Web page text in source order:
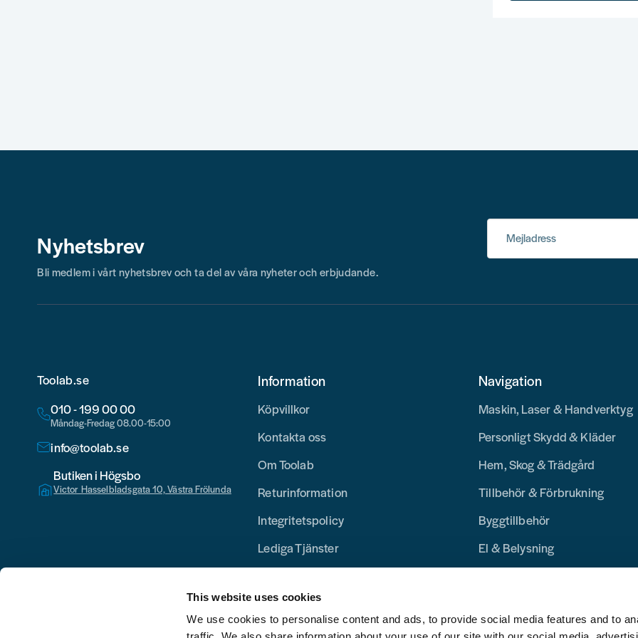
This website uses cookies
We use cookies to personalise content and ads, to provide social media features and to
Nyhetsbrev Mejladress
Bli medlem i vårt nyhetsbrev och ta del av våra nyheter och erbjudande.
Toolab.se
010 - 199 00 00
Måndag-Fredag 08.00-15:00
info@toolab.se
Butiken i Högsbo
Victor Hasselbladsgata 10, Västra Frölunda
Information
Köpvillkor
Kontakta oss
Om Toolab
Returinformation
Integritetspolicy
Lediga Tjänster
Navigation
Maskin, Laser & Handverktyg
Personligt Skydd & Kläder
Hem, Skog & Trädgård
Tillbehör & Förbrukning
Byggtillbehör
El & Belysning